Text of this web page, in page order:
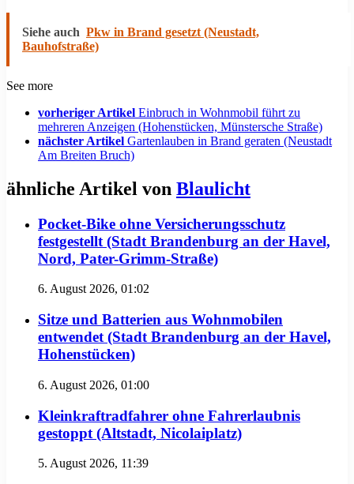
Siehe auch Pkw in Brand gesetzt (Neustadt,
Bauhofstraße)
See more
vorheriger Artikel Einbruch in Wohnmobil führt zu
mehreren Anzeigen (Hohenstücken, Münstersche Straße)
nächster Artikel Gartenlauben in Brand geraten (Neustadt
Am Breiten Bruch)
ähnliche Artikel von Blaulicht
Pocket-Bike ohne Versicherungsschutz
festgestellt (Stadt Brandenburg an der Havel,
Nord, Pater-Grimm-Straße)
6. August 2026, 01:02
Sitze und Batterien aus Wohnmobilen
entwendet (Stadt Brandenburg an der Havel,
Hohenstücken)
6. August 2026, 01:00
Kleinkraftradfahrer ohne Fahrerlaubnis
gestoppt (Altstadt, Nicolaiplatz)
5. August 2026, 11:39